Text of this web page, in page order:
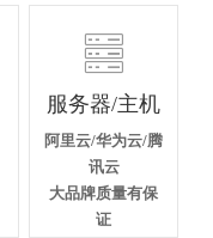

服务器/主机
阿里云/华为云/腾
讯云
大品牌质量有保
证